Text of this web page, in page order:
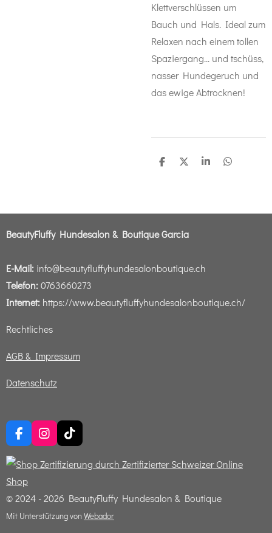
Klettverschlüssen um
Bauch und Hals. Ideal zum
Relaxen nach einem tollen
Spaziergang... und tschüss,
nasser Hundegeruch und
das ewige Abtrocknen!
T
n
T
n
T
n
T
n
BeautyFluffy Hundesalon & Boutique Garcia
E-Mail: info@beautyfluffyhundesalonboutique.ch
Telefon:0763660273
Internet: https://www.beautyfluffyhundesalonboutique.ch/
Rechtliches
AGB & Impressum
Datenschutz
F
a
c
e
b
o
k
I
n
s
t
g
a
T
i
k
T
k
© 2024 - 2026 BeautyFluffy Hundesalon & Boutique
Mit Unterstützung vonWebador